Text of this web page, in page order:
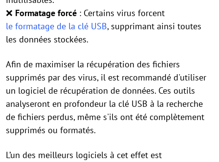
❌ Formatage forcé : Certains virus forcent
le formatage de la clé USB, supprimant ainsi toutes
les données stockées.
Afin de maximiser la récupération des fichiers
supprimés par des virus, il est recommandé d'utiliser
un logiciel de récupération de données. Ces outils
analyseront en profondeur la clé USB à la recherche
de fichiers perdus, même s'ils ont été complètement
supprimés ou formatés.
L’un des meilleurs logiciels à cet effet est